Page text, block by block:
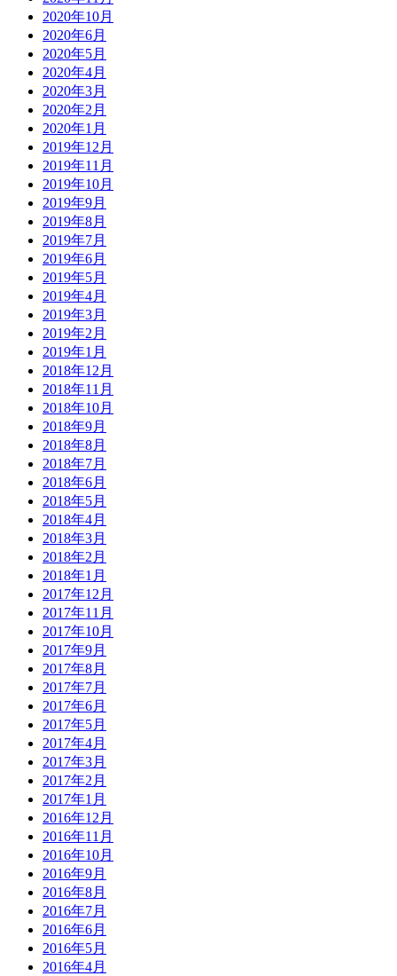
2020年10月
2020年6月
2020年5月
2020年4月
2020年3月
2020年2月
2020年1月
2019年12月
2019年11月
2019年10月
2019年9月
2019年8月
2019年7月
2019年6月
2019年5月
2019年4月
2019年3月
2019年2月
2019年1月
2018年12月
2018年11月
2018年10月
2018年9月
2018年8月
2018年7月
2018年6月
2018年5月
2018年4月
2018年3月
2018年2月
2018年1月
2017年12月
2017年11月
2017年10月
2017年9月
2017年8月
2017年7月
2017年6月
2017年5月
2017年4月
2017年3月
2017年2月
2017年1月
2016年12月
2016年11月
2016年10月
2016年9月
2016年8月
2016年7月
2016年6月
2016年5月
2016年4月